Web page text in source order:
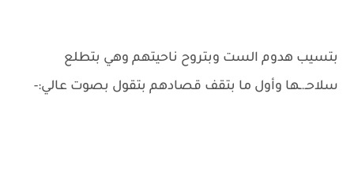
بتسيب هدوم الست وبتروح ناحيتهم وهي بتطلع
سلاحـ.ـها وأول ما بتقف قصادهم بتقول بصوت عالي:-